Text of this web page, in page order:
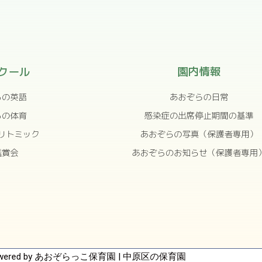
ール
英語
体育
トミック
会
園内情報
あおぞらの日常
感染症の出席停止期間の基準
あおぞらの写真（保護者専用）
あおぞらのお知らせ（保護者専用）
by あおぞらっこ保育園 | 中原区の保育園